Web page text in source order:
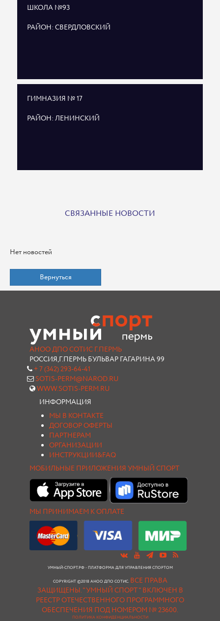
ШКОЛА №93
РАЙОН: СВЕРДЛОВСКИЙ
ГИМНАЗИЯ № 17
РАЙОН: ЛЕНИНСКИЙ
СВЯЗАННЫЕ НОВОСТИ
Нет новостей
Вернуться
АНОО ДПО СОТИС Г.ПЕРМЬ
РОССИЯ,Г.ПЕРМЬ БУЛЬВАР ГАГАРИНА 99
+ 7 (342) 293-64-41
SOTIS-PERM@NAROD.RU
WWW.SOTIS-PERM.RU
ИНФОРМАЦИЯ
МЫ В КОНТАКТЕ
ДОГОВОР ОФЕРТЫ
ПАРТНЕРАМ
ОРГАНИЗАЦИИ
ИНСТРУКЦИИ&FAQ
МОБИЛЬНЫЕ ПРИЛОЖЕНИЯ УМНЫЙ СПОРТ
МЫ ПРИНИМАЕМ К ОПЛАТЕ
УМНЫЙ-СПОРТ.РФ - ПЛАТФОРМА ДЛЯ УПРАВЛЕНИЯ СПОРТОМ
COPYRIGHT ©2018 АНОО ДПО СОТИС. ВСЕ ПРАВА
ЗАЩИЩЕНЫ."УМНЫЙ СПОРТ " ВКЛЮЧЕН В
РЕЕСТР ОТЕЧЕСТВЕННОГО ПРОГРАММНОГО
ОБЕСПЕЧЕНИЯ ПОД НОМЕРОМ № 23600.
ПОЛИТИКА КОНФИДЕНЦИАЛЬНОСТИ